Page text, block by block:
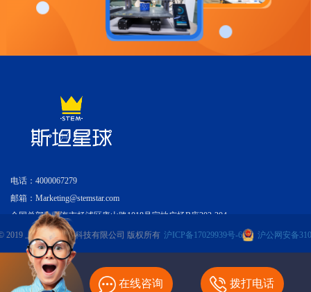
在线咨询 拨打电话
电话：4000067279
邮箱：Marketing@stemstar.com
全国总部：上海市杨浦区唐山路1018号宝地广场B座303-304
2019 上海立爱教育科技有限公司 版权所有 沪ICP备17029939号-6 沪公网安备